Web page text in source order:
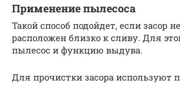
Применение пылесоса
Такой способ подойдет, если засор
расположен близко к сливу. Для
пылесос и функцию выдува.
Для прочистки засора используют